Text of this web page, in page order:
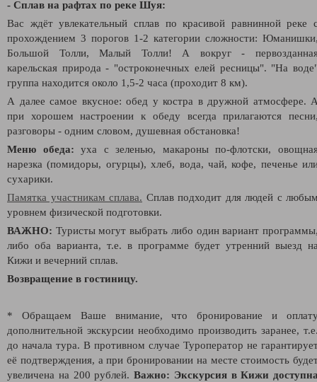
- Сплав на рафтах по реке Шуя:
Вас ждёт увлекательный сплав по красивой равнинной реке
прохождением 3 порогов 1-2 категории сложности:
Большой Толли, Малый Толли! А вокруг -
карельская природа - "остроконечных елей ресницы". "На
группа находится около 1,5-2 часа (проходит 8 км).
А далее самое вкусное: обед у костра в дружной атмосфере.
при хорошем настроении к обеду всегда прилагаются
разговоры - одним словом, душевная обстановка!
Меню обеда: уха с зеленью, макароны по-флотски,
нарезка (помидоры, огурцы), хлеб, вода, чай, кофе, печенье
сухарики.
Памятка участникам сплава. Сплав подходит для людей с
уровнем физической подготовки.
ВАЖНО: Туристы могут выбрать либо один вариант
либо оба варианта, т.е. в программе будет утренний выезд
Кижи и вечерний сплав.
Возвращение в гостиницу.
* Обращаем Ваше внимание, что бронирование и
дополнительной экскурсии необходимо производить заранее,
до начала тура. В противном случае Туроператор не
её подтверждения, а при бронировании на месте стоимость
увеличена на 200 рублей. Важно: Экскурсия в Кижи